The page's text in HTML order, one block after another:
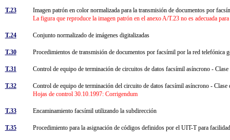
T.23
Imagen patrón en color normalizada para la transmisión de documentos por
La figura que reproduce la imagen patrón en el anexo A/T.23 no es adecuada
T.24 Conjunto normalizado de imágenes digitalizadas
T.30 Procedimientos de transmisión de documentos por facsímil por la red telefónica
T.31 Control de equipo de terminación de circuitos de datos facsímil asíncrono -
T.32
Control de equipo de terminación del circuito de datos facsímil asíncrono -
Hojas de control 30.10.1997: Corrigendum
T.33 Encaminamiento facsímil utilizando la subdirección
T.35 Procedimiento para la asignación de códigos definidos por el UIT-T para